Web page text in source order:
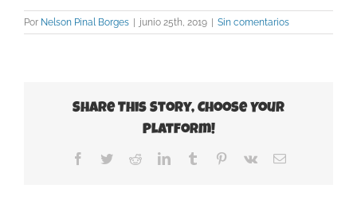
Por Nelson Pinal Borges | junio 25th, 2019 | Sin comentarios
Share This Story, Choose Your
Platform!
Facebook
TwitterRedditLinkedInTumblr Pinterest
Vk
Correo